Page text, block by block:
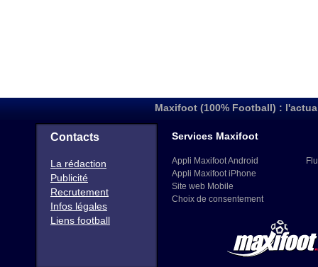
Maxifoot (100% Football) :
Contacts
La rédaction
Publicité
Recrutement
Infos légales
Liens football
Services Maxifoot
Appli Maxifoot Android
Appli Maxifoot iPhone
Site web Mobile
Choix de consentement